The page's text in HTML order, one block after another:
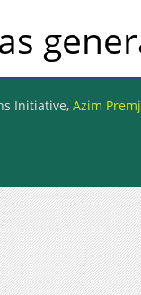
Initiative, Azim